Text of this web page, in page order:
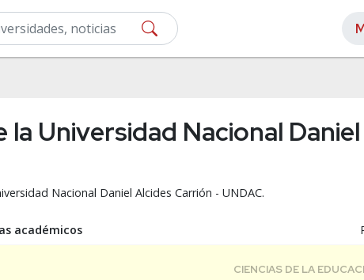
la Universidad Nacional Daniel
Nacional Daniel Alcides Carrión - UNDAC.
académicos